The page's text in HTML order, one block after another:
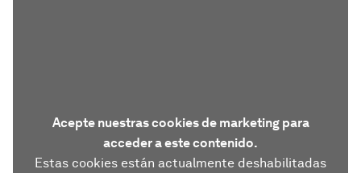
Acepte nuestras cookies de marketing para
acceder a este contenido.
Estas cookies están actualmente deshabilitadas